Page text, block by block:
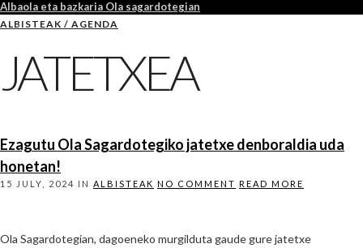
Albaola eta bazkaria Ola sagardotegian
ALBISTEAK / AGENDA
JATETXEA
Ezagutu Ola Sagardotegiko jatetxe denboraldia uda
honetan!
15 JULY, 2024 IN ALBISTEAK NO COMMENT READ MORE
Ola Sagardotegian, dagoeneko murgilduta gaude gure jatetxe